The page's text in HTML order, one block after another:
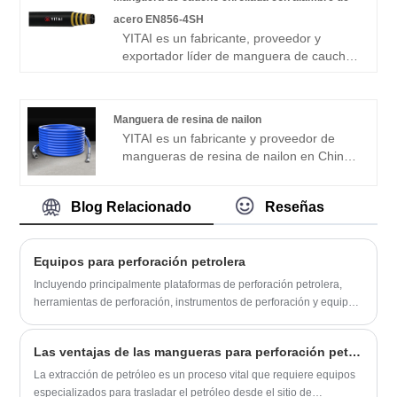
Esperamos convertirnos en su socio a
largo plazo en China.
acero EN856-4SH
YITAI es un fabricante, proveedor y
exportador líder de manguera de caucho
mangueras. Nuestros productos tienen
una buena ventaja de precio y cubren la
mayoría de los mercados europeos y
su socio a largo plazo en China.
Manguera de resina de nailon
YITAI es un fabricante y proveedor de
mangueras de resina de nailon en China
muchos años especializados en la
industria de mangueras. Nuestros
precio y cubren la mayoría de los
mercados europeos y americanos.
Esperamos convertirnos en su socio a
Blog Relacionado Reseñas
Equipos para perforación petrolera
Incluyendo principalmente plataformas de perforación petrolera,
herramientas de perforación, instrumentos de perforación y equipos
dispositivo de elevación, una máquina eléctrica y un dispositivo de
transmisión, una bomba de perforación y un sistema de circulación
de fluido de perforación, etc.
Las ventajas de las mangueras para perforación petrolera
La extracción de petróleo es un proceso vital que requiere equipos
especializados para trasladar el petróleo desde el sitio de